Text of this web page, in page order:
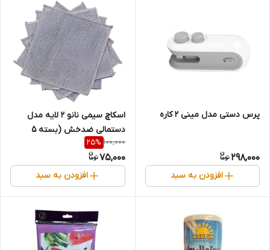
پرس دستی مدل مینی 2 کاره
298,000
افزودن به سبد
اسکاچ سیمی نانو 2 لایه مدل
دستمالی ضدخش (بسته ۵
عددی)
100,000
25%
75,000
افزودن به سبد